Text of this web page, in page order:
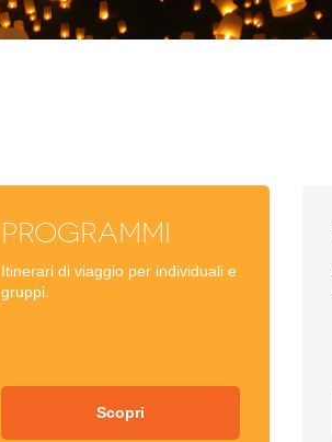
Programmi
Itinerari di viaggio per individuali e
gruppi.
Scopri